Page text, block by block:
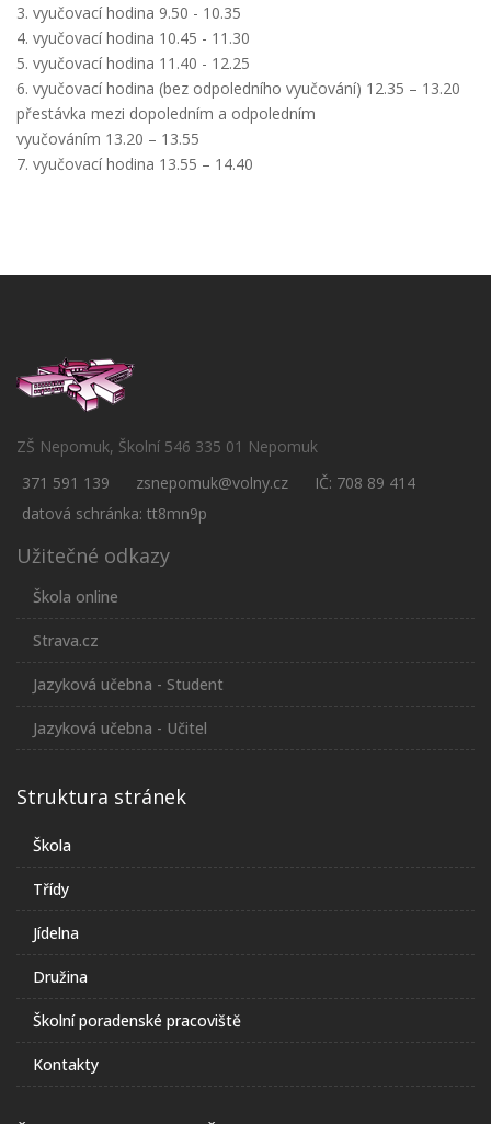
3. vyučovací hodina 9.50 - 10.35
4. vyučovací hodina 10.45 - 11.30
5. vyučovací hodina 11.40 - 12.25
6. vyučovací hodina (bez odpoledního vyučování) 12.35 – 13.20
přestávka mezi dopoledním a odpoledním
vyučováním 13.20 – 13.55
7. vyučovací hodina 13.55 – 14.40
ZŠ Nepomuk, Školní 546 335 01 Nepomuk
371 591 139
zsnepomuk@volny.cz
IČ: 708 89 414
datová schránka: tt8mn9p
Užitečné odkazy
Škola online
Strava.cz
Jazyková učebna - Student
Jazyková učebna - Učitel
Struktura stránek
Škola
Třídy
Jídelna
Družina
Školní poradenské pracoviště
Kontakty